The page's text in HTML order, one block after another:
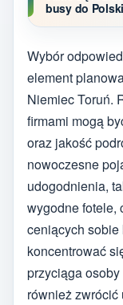
busy do
Wybór
element
Niemiec Toruń.
firmami mogą
oraz jakość
nowoczesne
udogodnienia,
wygodne fotele,
ceniących sobie
koncentrować
przyciąga
również